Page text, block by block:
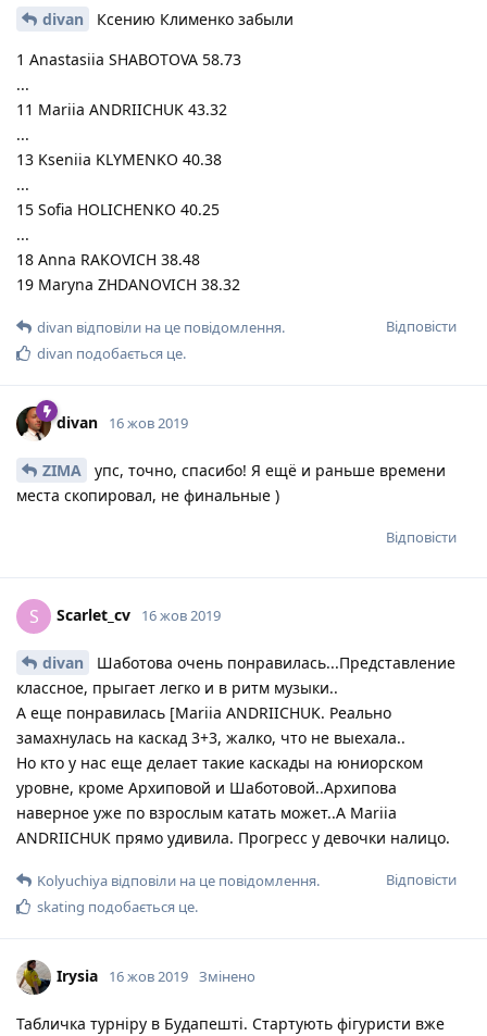
divan
Ксению Клименко забыли
1 Anastasiia SHABOTOVA 58.73
...
11 Mariia ANDRIICHUK 43.32
...
13 Kseniia KLYMENKO 40.38
...
15 Sofia HOLICHENKO 40.25
...
18 Anna RAKOVICH 38.48
19 Maryna ZHDANOVICH 38.32
Відповісти
divan відповіли на це повідомлення.
divan подобається це.
divan 16 жов 2019
ZIMA
упс, точно, спасибо! Я ещё и раньше времени
места скопировал, не финальные )
Відповісти
S Scarlet_cv 16 жов 2019
divan
Шаботова очень понравилась...Представление
классное, прыгает легко и в ритм музыки..
А еще понравилась [Mariia ANDRIICHUK. Реально
замахнулась на каскад 3+3, жалко, что не выехала..
Но кто у нас еще делает такие каскады на юниорском
уровне, кроме Архиповой и Шаботовой..Архипова
наверное уже по взрослым катать может..А Mariia
ANDRIICHUК прямо удивила. Прогресс у девочки налицо.
Відповісти
Kolyuchiya відповіли на це повідомлення.
skating подобається це.
Irysia 16 жов 2019 Змінено
Табличка турніру в Будапешті. Стартують фігуристи вже